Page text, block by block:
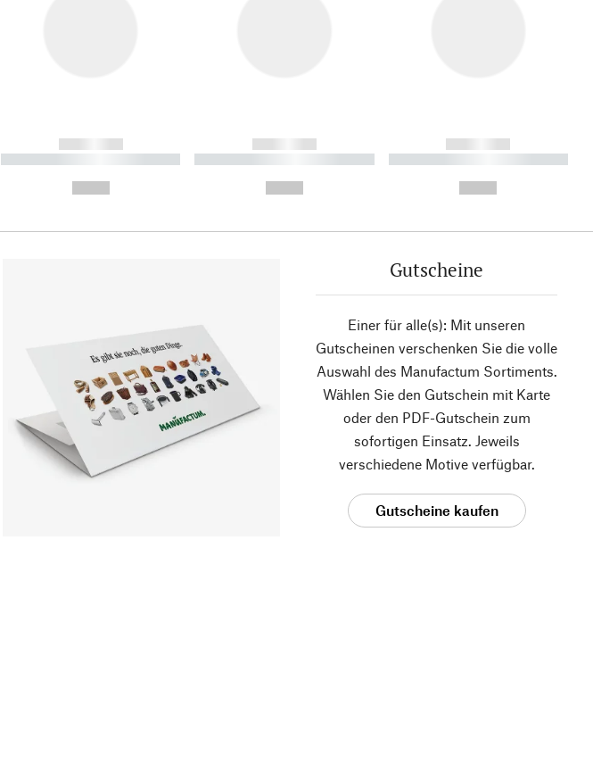
------------
----------- ----------- ----------
------------
----------- ----------- ----------
------------
----------- ----------- ----------
Gutscheine
Einer für alle(s): Mit unseren
Gutscheinen verschenken Sie die volle
Auswahl des Manufactum Sortiments.
Wählen Sie den Gutschein mit Karte
oder den PDF-Gutschein zum
sofortigen Einsatz. Jeweils
verschiedene Motive verfügbar.
Gutscheine kaufen